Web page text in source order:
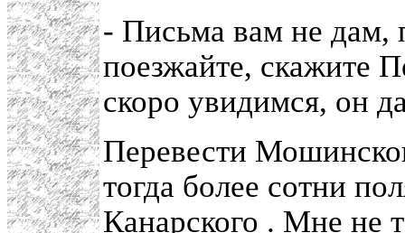
- Письма вам не дам,
поезжайте, скажите
скоро увидимся, он
Перевести
тогда более сотни
Канарского . Мне не